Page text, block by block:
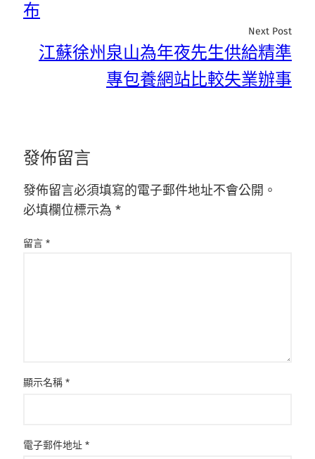
布
Next Post
江蘇徐州泉山為年夜先生供給精準
專包養網站比較失業辦事
發佈留言
發佈留言必須填寫的電子郵件地址不會公開。
必填欄位標示為 *
留言 *
顯示名稱 *
電子郵件地址 *